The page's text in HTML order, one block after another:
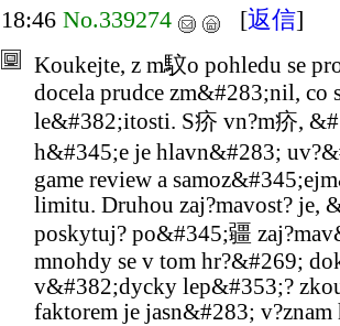
18:46 No.339274 [返信]
Koukejte, z m馼o pohledu se
docela prudce zm&#283;nil, co
le&#382;itosti. S疥 vn?m疥,
h&#345;e je hlavn&#283;
game review a
limitu. Druhou zaj?mavost? je,
poskytuj? po&#345;疆
mnohdy se v tom hr?&#269;
v&#382;dycky lep&#353;?
faktorem je jasn&#283;